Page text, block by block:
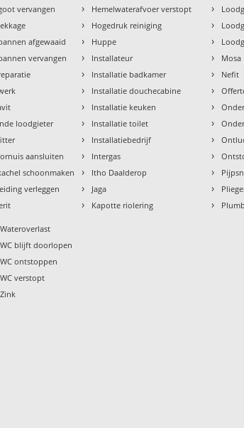
vervangen
afgewaaid
vervangen
loodgieter
aansluiten
schoonmaken
verleggen
› Hemelwaterafvoer verstopt
› Hogedruk reiniging
› Huppe
› Installateur
› Installatie badkamer
› Installatie douchecabine
› Installatie keuken
› Installatie toilet
› Installatiebedrijf
› Intergas
› Itho Daalderop
› Jaga
› Kapotte riolering
›
›
›
› Mosa
› Nefit
›
›
›
›
›
›
›
›
Wateroverlast
WC blijft doorlopen
WC ontstoppen
WC verstopt
Zink